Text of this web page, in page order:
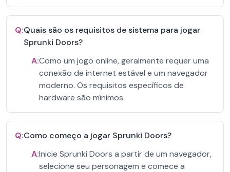
Q:Quais são os requisitos de sistema para jogar
Sprunki Doors?
A:Como um jogo online, geralmente requer uma
conexão de internet estável e um navegador
moderno. Os requisitos específicos de
hardware são mínimos.
Q:Como começo a jogar Sprunki Doors?
A:Inicie Sprunki Doors a partir de um navegador,
selecione seu personagem e comece a